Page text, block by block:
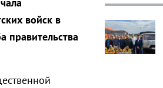
войск в
правительства